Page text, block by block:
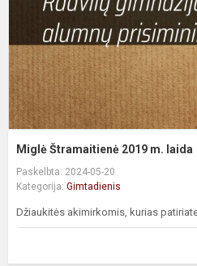
Miglė Štramaitienė 2019 m. laida
Paskelbta: 2024-05-20
Kategorija: Gimtadienis
Džiaukitės akimirkomis, kurias